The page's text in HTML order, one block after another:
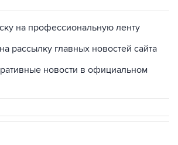
на профессиональную ленту
рассылку главных новостей сайта
новости в официальном